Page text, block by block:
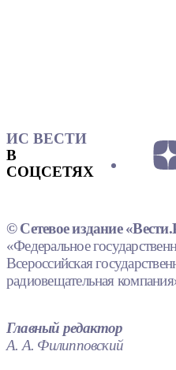
ИС ВЕСТИ
В
СОЦСЕТЯХ
© Сетевое издание
«Федеральное
Всероссийская
радиовещательная
Главный редактор
А. А. Филипповский